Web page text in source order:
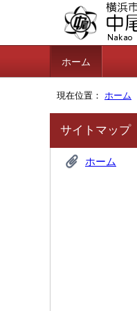
ホーム
現在位置： ホーム
サイトマップ
ホーム